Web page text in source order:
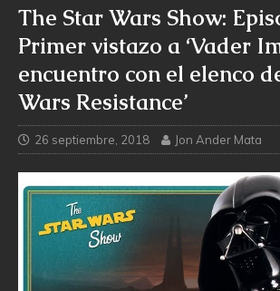
The Star Wars Show:
Primer vistazo a ‘Vader
encuentro con el elenco
Wars Resistance’
26 septiembre, 2018 Jon Ander Mata